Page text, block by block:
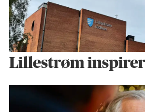
Lillestrøm